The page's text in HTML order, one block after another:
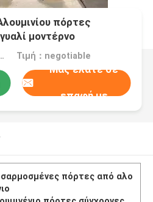
πόρτες
μοντέρνο
μέτρα Τιμή：negotiable
Μας ελάτε σε
επαφή με
πόρτες από αλο